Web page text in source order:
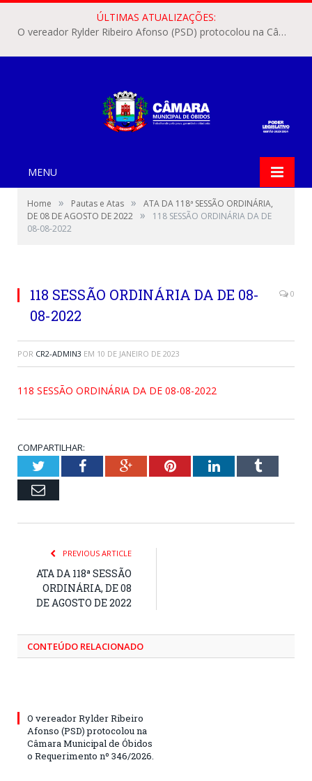
ÚLTIMAS ATUALIZAÇÕES:
O vereador Rylder Ribeiro Afonso (PSD) protocolou na Câmara Municipal de Óbidos o Requerimento nº 346/2026.
MENU
Home » Pautas e Atas »
ATA DA 118ª SESSÃO ORDINÁRIA,
DE 08 DE AGOSTO DE 2022 »
118 SESSÃO ORDINÁRIA DA DE
08-08-2022
118 SESSÃO ORDINÁRIA DA DE 08-
08-2022
0
POR CR2-ADMIN3 EM 10 DE JANEIRO DE 2023
118 SESSÃO ORDINÁRIA DA DE 08-08-2022
COMPARTILHAR:
TwitterFacebookGoogle+PinterestLinkedInTumblr
Email
PREVIOUS ARTICLE
ATA DA 118ª SESSÃO
ORDINÁRIA, DE 08
DE AGOSTO DE 2022
CONTEÚDO RELACIONADO
O vereador Rylder Ribeiro
Afonso (PSD) protocolou na
Câmara Municipal de Óbidos
o Requerimento nº 346/2026.